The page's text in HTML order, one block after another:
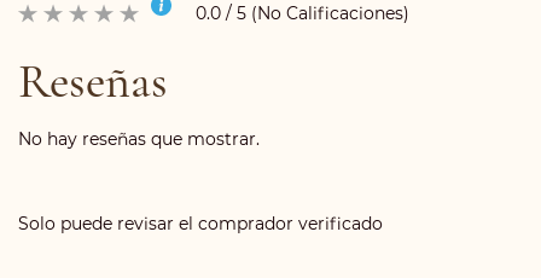
0.0 / 5 (No Calificaciones)
Reseñas
No hay reseñas que mostrar.
Solo puede revisar el comprador verificado